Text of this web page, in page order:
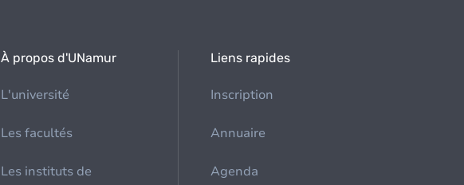
À propos d'UNamur
L'université
Les facultés
Les instituts de
Liens rapides
Inscription
Annuaire
Agenda